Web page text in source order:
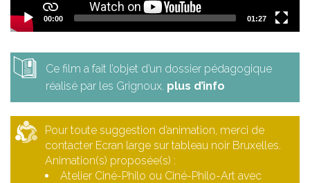
00:00 01:27
Ce film a fait l’objet d’un dossier pédagogique
réalisé par les Grignoux. plus d’info
Pour toute suggestion d’animation, merci de
contacter Ecran large sur tableau noir Bruxelles.
Animation(s) proposée(s) :
Atelier Ciné-Philo ou Ciné-Philo-Art avec